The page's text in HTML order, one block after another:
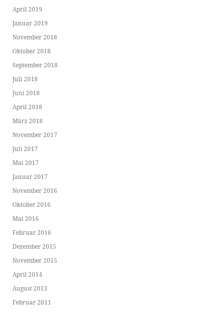
April 2019
Januar 2019
November 2018
Oktober 2018
September 2018
Juli 2018
Juni 2018
April 2018
März 2018
November 2017
Juli 2017
Mai 2017
Januar 2017
November 2016
Oktober 2016
Mai 2016
Februar 2016
Dezember 2015
November 2015
April 2014
August 2013
Februar 2011